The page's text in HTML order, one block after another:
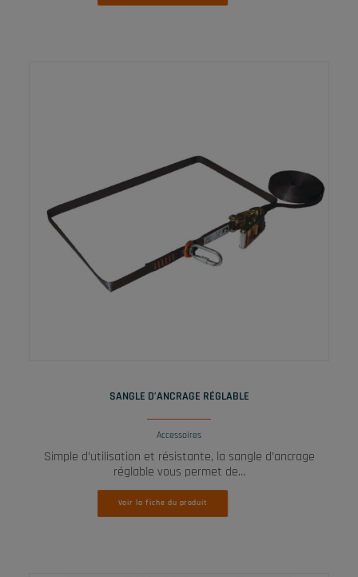
SANGLE D’ANCRAGE RÉGLABLE
Accessoires
Simple d’utilisation et résistante, la sangle d’ancrage
réglable vous permet de…
Voir la fiche du produit